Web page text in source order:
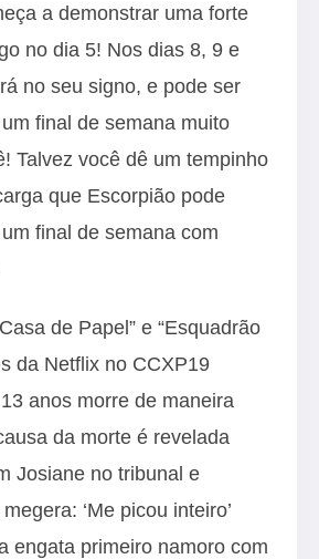
a demonstrar uma forte
no dia 5! Nos dias 8, 9 e
no seu signo, e pode ser
final de semana muito
Talvez você dê um tempinho
que Escorpião pode
final de semana com
de Papel” e “Esquadrão
da Netflix no CCXP19
anos morre de maneira
da morte é revelada
Josiane no tribunal e
‘Me picou inteiro’
engata primeiro namoro com